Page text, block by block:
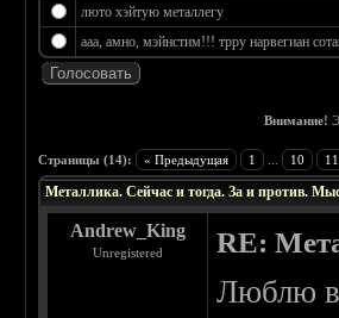
люто хэйтую металлегу
ааа, амно, мэйнстим!!! трру нарвегиан
Внимание!
Страницы (14): « Предыдущая 1 10 11
Металлика. Сейчас и тогда. За и против.
Andrew_King
Unregistered RE:
Люблю